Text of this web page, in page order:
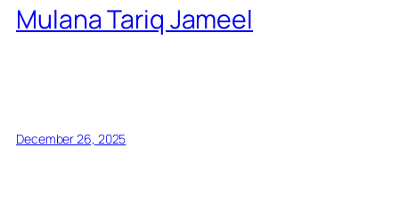
Mulana Tariq Jameel
December 26, 2025